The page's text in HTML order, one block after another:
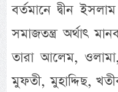
বর্তমানে দ্বীন
সমাজতন্ত্র অর্থাৎ
তারা আলেম,
মুফতী, মুহাদ্দিছ,